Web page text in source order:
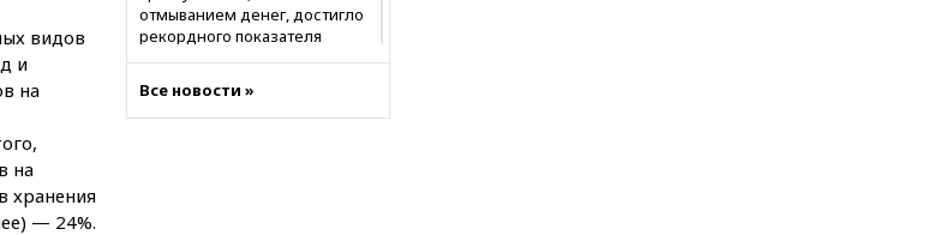
отмыванием денег, достигло
рекордного показателя
женщина и трехлетний
ребенок погибли при падении
Все новости »
видов
и
на
на
хранения
— 24%.